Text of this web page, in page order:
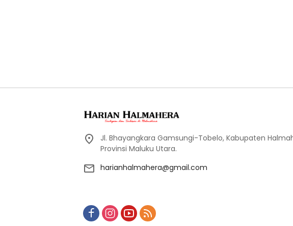
Jl. Bhayangkara Gamsungi-Tobelo, Kabupaten
Provinsi Maluku Utara.
harianhalmahera@gmail.com